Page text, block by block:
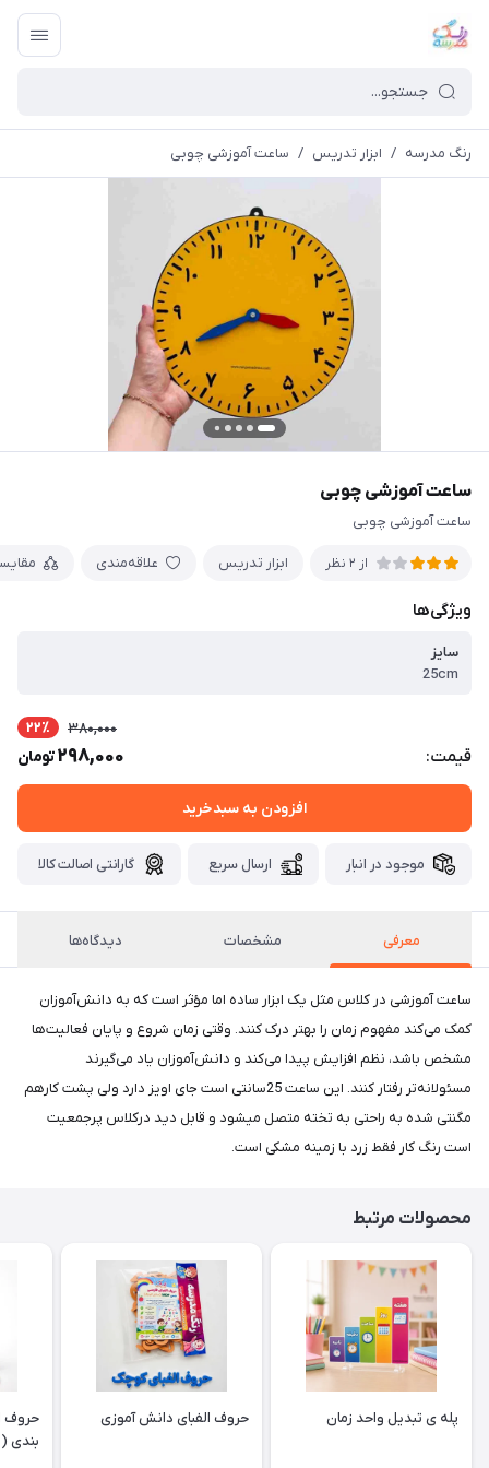
رنگ مدرسه / ابزار تدریس / ساعت آموزشی چوبی
ساعت آموزشی چوبی
ساعت آموزشی چوبی
از 2 نظر ابزار تدریس علاقه‌مندی
ویژگی‌ها
سایز
25cm
قیمت:
380,000 22٪
298,000تومان
افزودن به سبدخرید
موجود در انبار ارسال سریع گارانتی اصالت کالا
معرفی مشخصات دیدگاه‌ها
ساعت آموزشی در کلاس مثل یک ابزار ساده اما مؤثر است که به دانش‌آموزان
کمک می‌کند مفهوم زمان را بهتر درک کنند. وقتی زمان شروع و پایان فعالیت‌ها
مشخص باشد، نظم افزایش پیدا می‌کند و دانش‌آموزان یاد می‌گیرند
مسئولانه‌تر رفتار کنند. این ساعت 25سانتی است جای اویز دارد ولی پشت کارهم
مگنتی شده به راحتی به تخته متصل میشود و قابل دید درکلاس پرجمعیت
است رنگ کار فقط زرد با زمینه مشکی است.
محصولات مرتبط
پله ی تبدیل واحد زمان حروف الفبای دانش آموزی
حروف
بندی